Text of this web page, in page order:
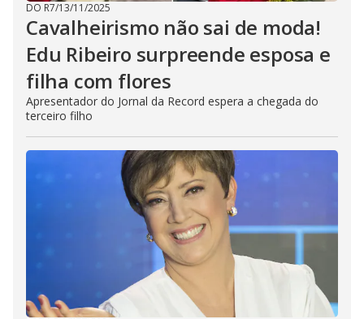
DO R7/13/11/2025
Cavalheirismo não sai de moda!
Edu Ribeiro surpreende esposa e
filha com flores
Apresentador do Jornal da Record espera a chegada do
terceiro filho